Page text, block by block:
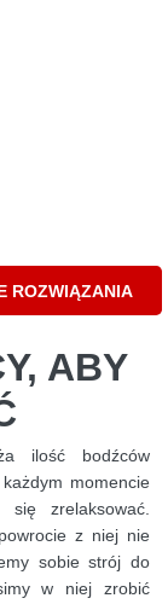
ROZWIĄZANIA
ABY
ilość bodźców
momencie
zrelaksować.
z niej nie
sobie strój do
w niej zrobić